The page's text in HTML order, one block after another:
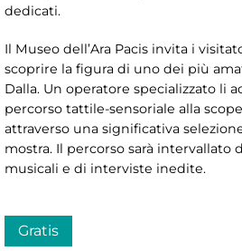
dedicati.
Il Museo dell’Ara Pacis invita i
scoprire la figura di uno dei più
Dalla. Un operatore specializzato li
percorso tattile-sensoriale alla
attraverso una significativa
mostra. Il percorso sarà intervallato
musicali e di interviste inedite.
Gratis